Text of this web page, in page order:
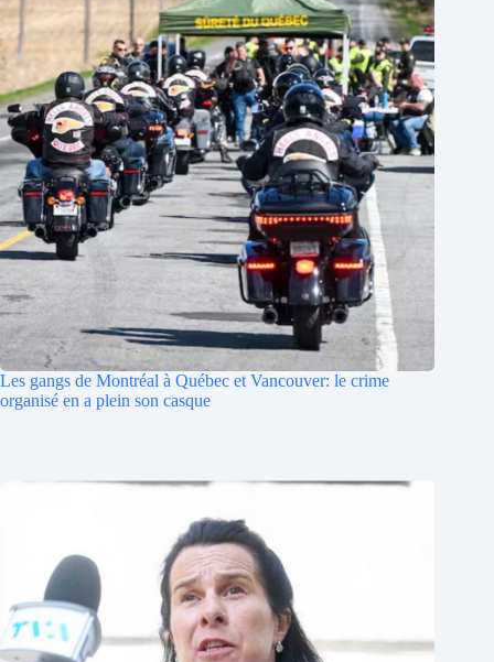
Les gangs de Montréal à Québec et Vancouver: le crime
organisé en a plein son casque